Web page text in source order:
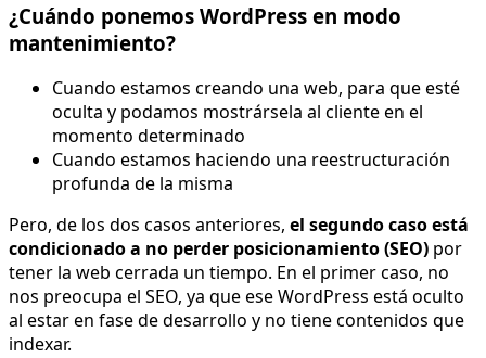
¿Cuándo ponemos WordPress en modo
mantenimiento?
Cuando estamos creando una web, para que esté
oculta y podamos mostrársela al cliente en el
momento determinado
Cuando estamos haciendo una reestructuración
profunda de la misma
Pero, de los dos casos anteriores, el segundo caso está
condicionado a no perder posicionamiento (SEO) por
tener la web cerrada un tiempo. En el primer caso, no
nos preocupa el SEO, ya que ese WordPress está oculto
al estar en fase de desarrollo y no tiene contenidos que
indexar.